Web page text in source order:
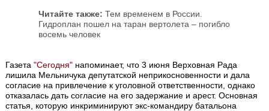
Читайте также: Тем временем в России.
Гидроплан пошел на таран вертолета – погибло
восемь человек
Газета"Сегодня" напоминает, что 3 июня Верховная Рада
лишила Мельничука депутатской неприкосновенности и дала
согласие на привлечение к уголовной ответственности, однако
отказалась дать согласие на его задержание и арест. Основная
статья, которую инкриминируют экс-командиру батальона